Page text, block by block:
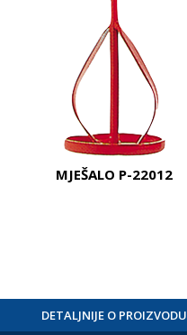
MJEŠALO P-22012
DETALJNIJE O PROIZVODU